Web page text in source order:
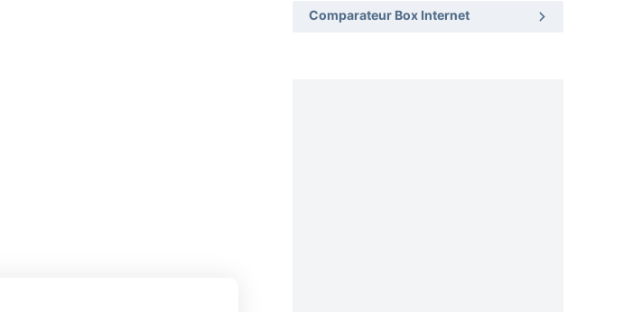
Comparateur Box Internet